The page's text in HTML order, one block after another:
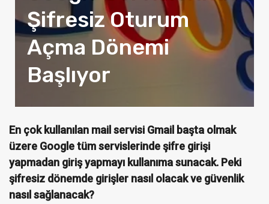
Şifresiz Oturum
Açma Dönemi
Başlıyor
En çok kullanılan mail servisi Gmail başta olmak
üzere Google tüm servislerinde şifre girişi
yapmadan giriş yapmayı kullanıma sunacak. Peki
şifresiz dönemde girişler nasıl olacak ve güvenlik
nasıl sağlanacak?